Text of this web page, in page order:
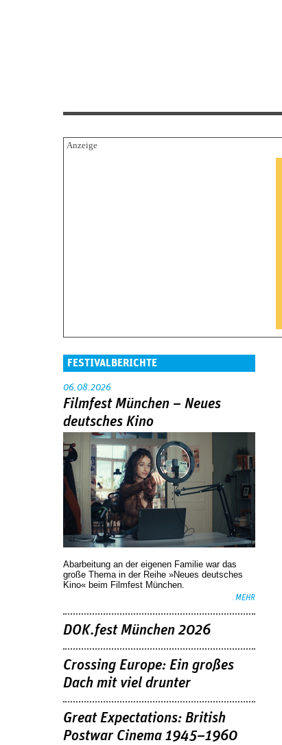
FESTIVALBERICHTE
06.08.2026
Filmfest München – Neues
deutsches Kino
Abarbeitung an der eigenen Familie war das
große Thema in der Reihe »Neues deutsches
Kino« beim Filmfest München.
MEHR
DOK.fest München 2026
Crossing Europe: Ein großes
Dach mit viel drunter
Great Expectations: British
Postwar Cinema 1945–1960